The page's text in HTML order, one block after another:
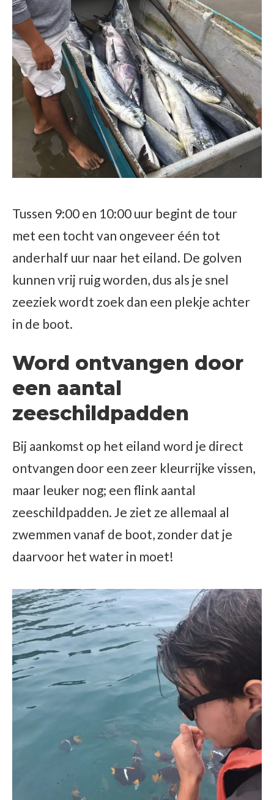
Tussen 9:00 en 10:00 uur begint de tour
met een tocht van ongeveer één tot
anderhalf uur naar het eiland. De golven
kunnen vrij ruig worden, dus als je snel
zeeziek wordt zoek dan een plekje achter
in de boot.
Word ontvangen door
een aantal
zeeschildpadden
Bij aankomst op het eiland word je direct
ontvangen door een zeer kleurrijke vissen,
maar leuker nog; een flink aantal
zeeschildpadden. Je ziet ze allemaal al
zwemmen vanaf de boot, zonder dat je
daarvoor het water in moet!